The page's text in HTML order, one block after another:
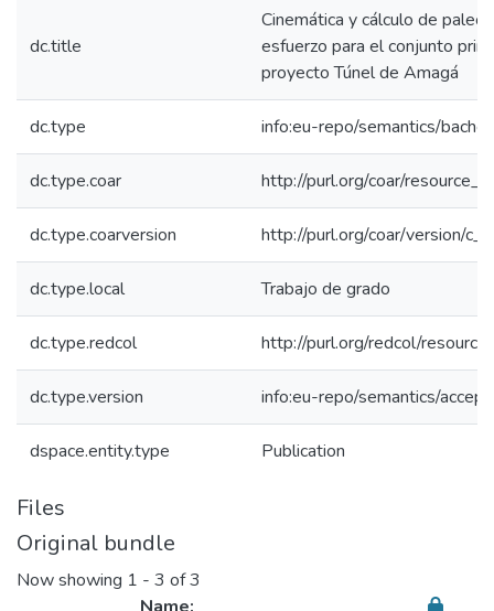
dc.title
Cinemática y cálculo de
esfuerzo para el conjunto
proyecto Túnel de Amagá
dc.type info:eu-repo/semantics/
dc.type.coar http://purl.org/coar/
dc.type.coarversion http://purl.org/coar/version/
dc.type.local Trabajo de grado
dc.type.redcol http://purl.org/redcol/
dc.type.version info:eu-repo/semantics/
dspace.entity.type Publication
Files
Original bundle
Now showing 1 - 3 of 3